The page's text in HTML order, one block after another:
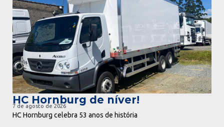
ir para notícia
HC Hornburg de níver!
7 de agosto de 2026
HC Hornburg celebra 53 anos de história